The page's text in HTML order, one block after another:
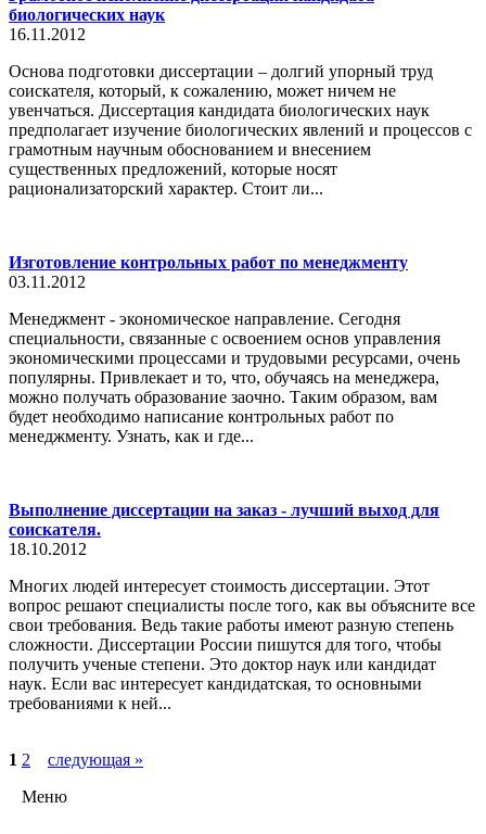
биологических наук
16.11.2012
Основа подготовки диссертации – долгий упорный труд
соискателя, который, к сожалению, может ничем не
увенчаться. Диссертация кандидата биологических наук
предполагает изучение биологических явлений и процессов с
грамотным научным обоснованием и внесением
существенных предложений, которые носят
рационализаторский характер. Стоит ли...
Изготовление контрольных работ по менеджменту
03.11.2012
Менеджмент - экономическое направление. Сегодня
специальности, связанные с освоением основ управления
экономическими процессами и трудовыми ресурсами, очень
популярны. Привлекает и то, что, обучаясь на менеджера,
можно получать образование заочно. Таким образом, вам
будет необходимо написание контрольных работ по
менеджменту. Узнать, как и где...
Выполнение диссертации на заказ - лучший выход для
соискателя.
18.10.2012
Многих людей интересует стоимость диссертации. Этот
вопрос решают специалисты после того, как вы объясните все
свои требования. Ведь такие работы имеют разную степень
сложности. Диссертации России пишутся для того, чтобы
получить ученые степени. Это доктор наук или кандидат
наук. Если вас интересует кандидатская, то основными
требованиями к ней...
1 2
следующая »
Меню